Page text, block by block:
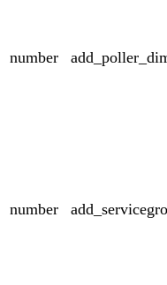
number
number